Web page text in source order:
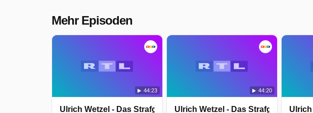
Mehr Episoden
44:23
Ulrich Wetzel - Das Strafgericht
44:20
Ulrich Wetzel - Das Strafgericht